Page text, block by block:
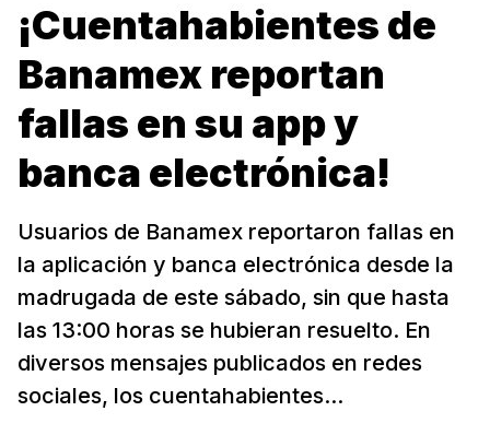
¡Cuentahabientes de
Banamex reportan
fallas en su app y
banca electrónica!
Usuarios de Banamex reportaron fallas en
la aplicación y banca electrónica desde la
madrugada de este sábado, sin que hasta
las 13:00 horas se hubieran resuelto. En
diversos mensajes publicados en redes
sociales, los cuentahabientes...